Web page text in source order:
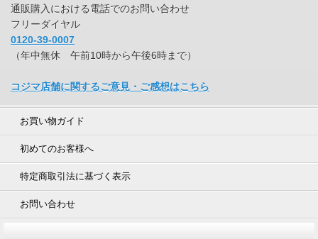
通販購入における電話でのお問い合わせ
フリーダイヤル
0120-39-0007
（年中無休 午前10時から午後6時まで）
コジマ店舗に関するご意見・ご感想はこちら
お買い物ガイド
初めてのお客様へ
特定商取引法に基づく表示
お問い合わせ